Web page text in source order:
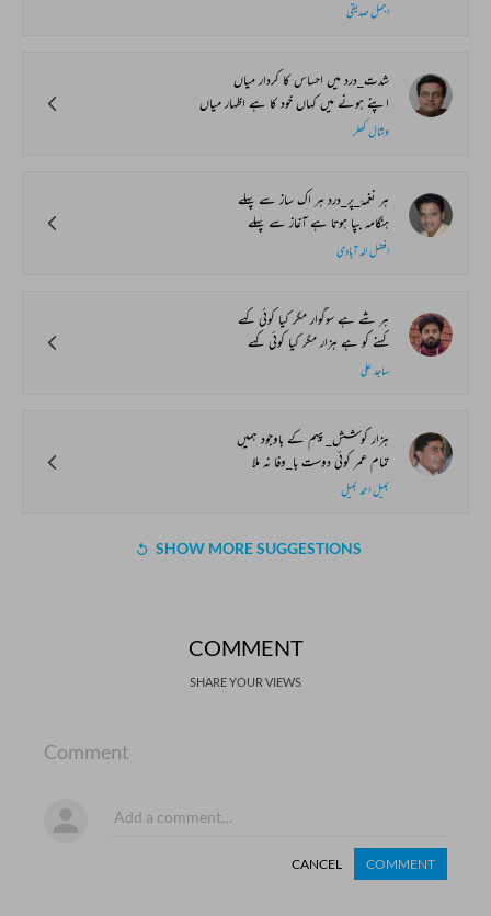
اجمل صدیقی
شدت_درد میں احساس کا کردار میاں
اپنے ہونے میں کہاں خود کا ہے اظہار میاں
وشال کھلر
ہر نغمۂ_پر_درد ہر اک ساز سے پہلے
ہنگامہ بپا ہوتا ہے آغاز سے پہلے
افضل الہ آبادی
ہر شے ہے سوگوار مگر کیا کوئی کہے
کہنے کو ہے ہزار مگر کیا کوئی کہے
ساجد علی
ہزار کوشش_پیہم کے باوجود ہمیں
تمام عمر کوئی دوست با_وفا نہ ملا
نبیل احمد نبیل
SHOW MORE SUGGESTIONS
COMMENT
SHARE YOUR VIEWS
Comment
CANCEL COMMENT